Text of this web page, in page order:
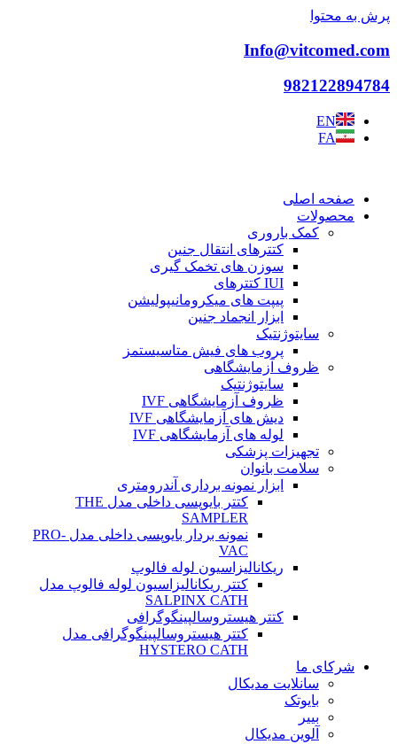
پرش به محتوا
Info@vitcomed.com
982122894784
EN
FA
صفحه اصلی
محصولات
کمک باروری
کتترهای انتقال جنین
سوزن های تخمک گیری
IUI کتترهای
پیپت های میکرومانیپولیشن
ابزار انجماد جنین
سایتوژنتیک
پروب های فیش متاسیستمز
ظروف آزمایشگاهی
سایتوژنتیک
ظروف آزمایشگاهی IVF
دیش های آزمایشگاهی IVF
لوله های آزمایشگاهی IVF
تجهیزات پزشکی
سلامت بانوان
ابزار نمونه برداری آندرومتری
کتتر بایوپسی داخلی مدل THE
SAMPLER
نمونه بردار بایوپسی داخلی مدل PRO-
VAC
ریکانالیزاسیون لوله فالوپ
کتتر ریکانالیزاسیون لوله فالوپ مدل
SALPINX CATH
کتتر هیستروسالپینگوگرافی
کتتر هیستروسالپینگوگرافی مدل
HYSTERO CATH
شرکای ما
سانلایت مدیکال
بایوتک
بییر
آلوین مدیکال